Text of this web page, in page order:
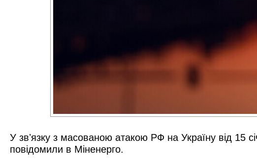
У звʼязку з масованою атакою РФ на Україну від 15
повідомили в Міненерго.